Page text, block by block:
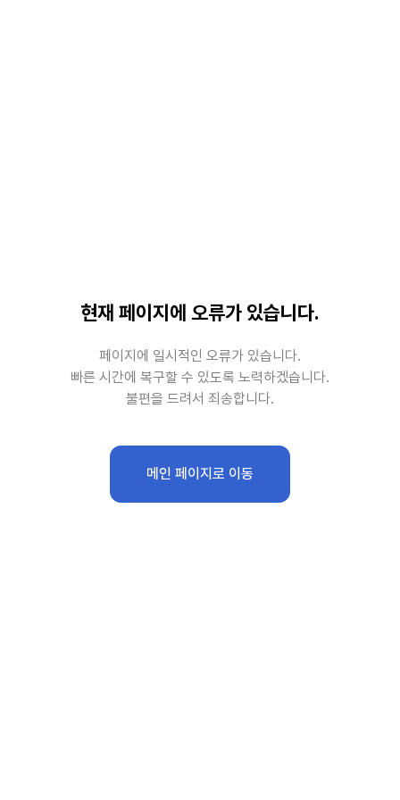
현재 페이지에 오류가 있습니다.
페이지에 일시적인 오류가 있습니다.
빠른 시간에 복구할 수 있도록 노력하겠습니다.
불편을 드려서 죄송합니다.
메인 페이지로 이동